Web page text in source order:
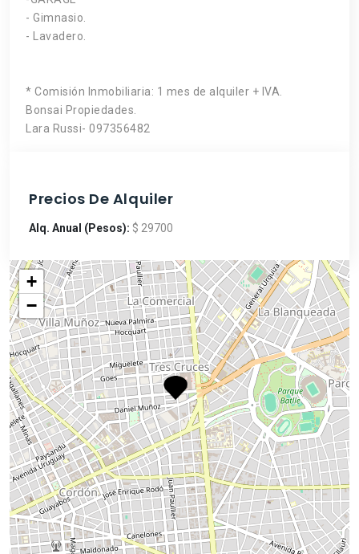
- Gimnasio.
- Lavadero.
* Comisión Inmobiliaria: 1 mes de alquiler + IVA.
Bonsai Propiedades.
Lara Russi- 097356482
Precios De Alquiler
Alq. Anual (Pesos): $ 29700
+
−